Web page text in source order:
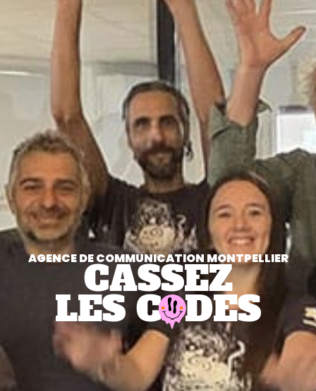
AGENCE DE COMMUNICATION MONTPELLIER
CASSEZ
LES C DES